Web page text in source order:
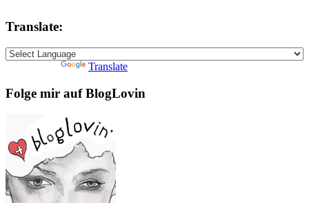
Translate:
Translate
Folge mir auf BlogLovin